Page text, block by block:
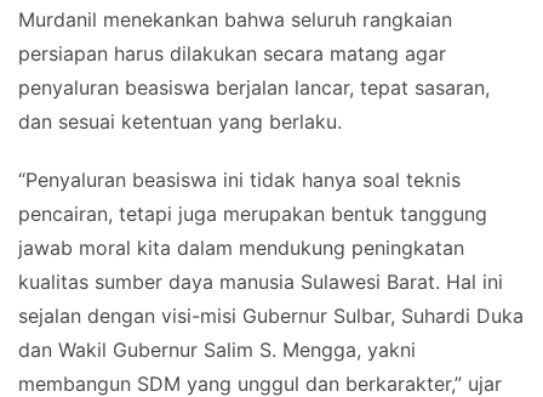
Murdanil menekankan bahwa seluruh rangkaian
persiapan harus dilakukan secara matang agar
penyaluran beasiswa berjalan lancar, tepat sasaran,
dan sesuai ketentuan yang berlaku.
“Penyaluran beasiswa ini tidak hanya soal teknis
pencairan, tetapi juga merupakan bentuk tanggung
jawab moral kita dalam mendukung peningkatan
kualitas sumber daya manusia Sulawesi Barat. Hal ini
sejalan dengan visi-misi Gubernur Sulbar, Suhardi Duka
dan Wakil Gubernur Salim S. Mengga, yakni
membangun SDM yang unggul dan berkarakter,” ujar